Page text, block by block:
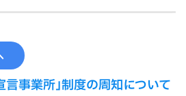
言事業所」制度の周知について